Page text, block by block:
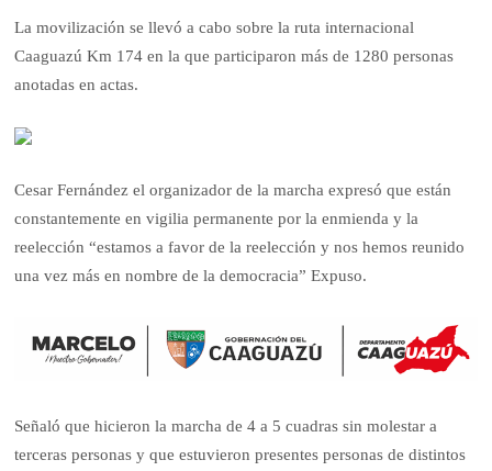
La movilización se llevó a cabo sobre la ruta internacional
Caaguazú Km 174 en la que participaron más de 1280 personas
anotadas en actas.
Cesar Fernández el organizador de la marcha expresó que están
constantemente en vigilia permanente por la enmienda y la
reelección “estamos a favor de la reelección y nos hemos reunido
una vez más en nombre de la democracia” Expuso.
Señaló que hicieron la marcha de 4 a 5 cuadras sin molestar a
terceras personas y que estuvieron presentes personas de distintos